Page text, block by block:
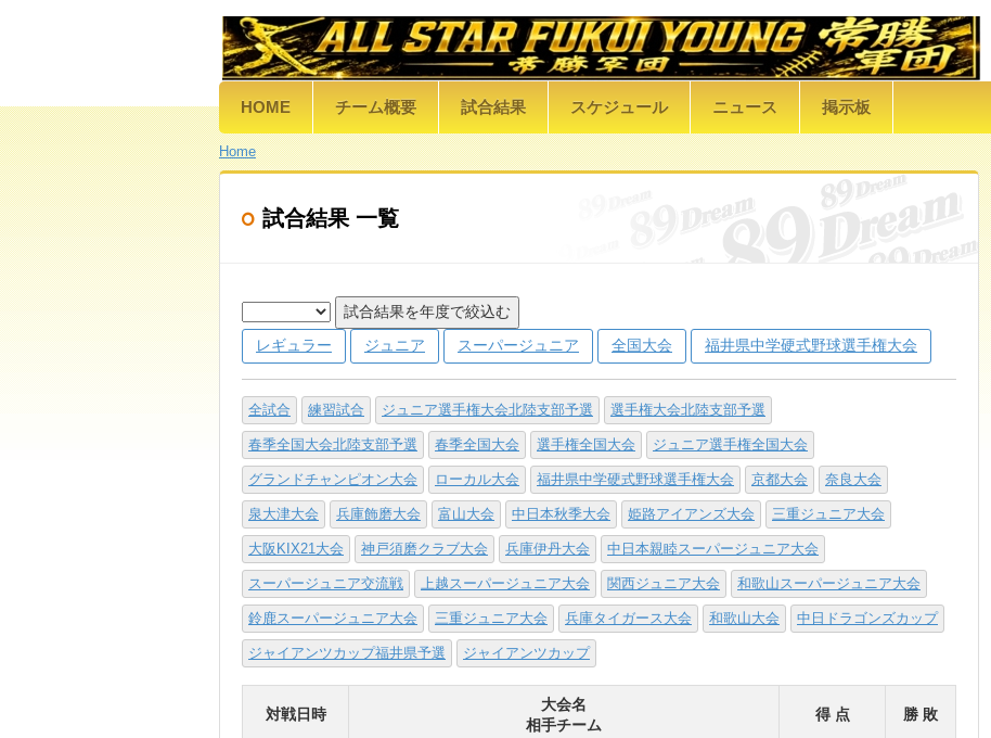
HOME チーム概要 試合結果 スケジュール ニュース 掲示板
Home
試合結果 一覧
試合結果を年度で絞込む
レギュラー ジュニア スーパージュニア 全国大会 福井県中学硬式野球選手権大会
全試合 練習試合 ジュニア選手権大会北陸支部予選 選手権大会北陸支部予選
春季全国大会北陸支部予選 春季全国大会 選手権全国大会 ジュニア選手権全国大会
グランドチャンピオン大会 ローカル大会 福井県中学硬式野球選手権大会 京都大会 奈良大会
泉大津大会 兵庫飾磨大会 富山大会 中日本秋季大会 姫路アイアンズ大会 三重ジュニア大会
大阪KIX21大会 神戸須磨クラブ大会 兵庫伊丹大会 中日本親睦スーパージュニア大会
スーパージュニア交流戦 上越スーパージュニア大会 関西ジュニア大会 和歌山スーパージュニア大会
鈴鹿スーパージュニア大会 三重ジュニア大会 兵庫タイガース大会 和歌山大会 中日ドラゴンズカップ
ジャイアンツカップ福井県予選 ジャイアンツカップ
対戦日時
大会名
相手チーム
得 点 勝 敗